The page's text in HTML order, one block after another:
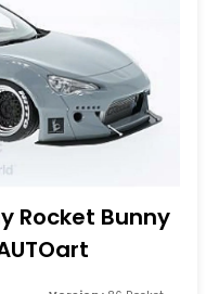
Rocket Bunny